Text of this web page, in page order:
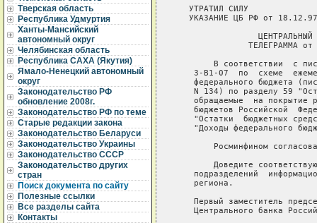
Тверская область
Республика Удмуртия
Ханты-Мансийский
автономный округ
Челябинская область
Республика САХА (Якутия)
Ямало-Ненецкий автономный
округ
Законодательство РФ
обновление 2008г.
Законодательство РФ по теме
Старые редакции закона
Законодательство Беларуси
Законодательство Украины
Законодательство СССР
Законодательство других
стран
Поиск документа по сайту
Полезные ссылки
Все разделы сайта
Контакты
   УТРАТИЛ СИЛУ
УКАЗАНИЕ ЦБ РФ от
ТЕЛЕГРАММА
В соответствии  с
3-В1-07  по  схеме
федерального бюджета
N 134) по разделу 59
обращаемые  на покрытие
бюджетов Российской
"Остатки  бюджетных
"Доходы федерального
Росминфином
Доведите
подразделений
    региона.
Первый заместитель
Центрального банка